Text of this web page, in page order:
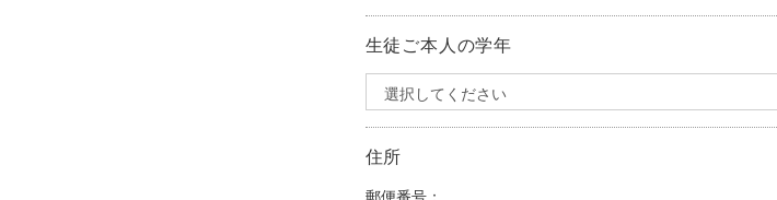
生徒ご本人の学年
住所
郵便番号：